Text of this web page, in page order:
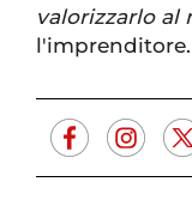
valorizzarlo al
l'imprenditore.